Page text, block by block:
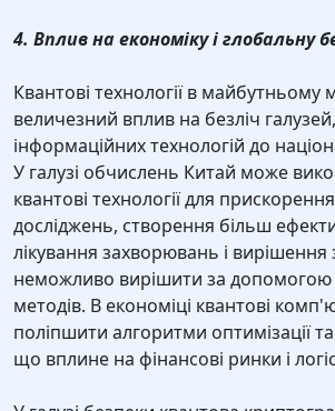
4. Вплив на економіку і глобальну
Квантові технології в
величезний вплив на безліч
інформаційних технологій до
У галузі обчислень Китай може
квантові технології для
досліджень, створення більш
лікування захворювань і вирішення
неможливо вирішити за допомогою
методів. В економіці квантові
поліпшити алгоритми оптимізації
що вплине на фінансові ринки і